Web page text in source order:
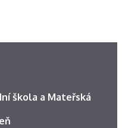
škola a Mateřská